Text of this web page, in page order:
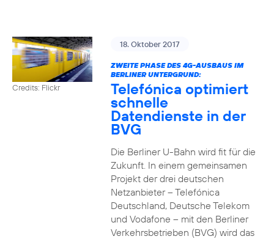
Credits: Flickr
18. Oktober 2017
ZWEITE PHASE DES 4G-AUSBAUS IM
BERLINER UNTERGRUND:
Telefónica optimiert
schnelle
Datendienste in der
BVG
Die Berliner U-Bahn wird fit für die
Zukunft. In einem gemeinsamen
Projekt der drei deutschen
Netzanbieter – Telefónica
Deutschland, Deutsche Telekom
und Vodafone – mit den Berliner
Verkehrsbetrieben (BVG) wird das